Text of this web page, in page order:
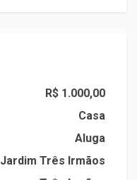
R$ 1.000,00
Casa
Aluga
Jardim Três Irmãos